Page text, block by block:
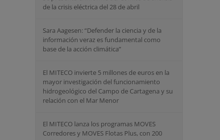
de la crisis eléctrica del 28 de abril
Sara Aagesen: “Defender la ciencia y de la
información veraz es fundamental como
base de la acción climática”
El MITECO invierte 5 millones de euros en la
mayor investigación del funcionamiento
hidrogeológico del Campo de Cartagena y su
relación con el Mar Menor
El MITECO lanza los programas MOVES
Corredores y MOVES Flotas Plus, con 200